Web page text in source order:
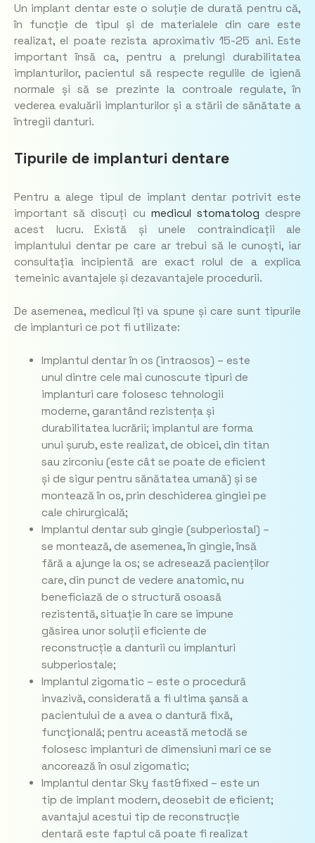
Un implant dentar este o soluție de durată pentru că,
în funcție de tipul și de materialele din care este
realizat, el poate rezista aproximativ 15-25 ani. Este
important însă ca, pentru a prelungi durabilitatea
implanturilor, pacientul să respecte regulile de igienă
normale și să se prezinte la controale regulate, în
vederea evaluării implanturilor și a stării de sănătate a
întregii danturi.
Tipurile de implanturi dentare
Pentru a alege tipul de implant dentar potrivit este
important să discuți cu medicul stomatolog despre
acest lucru. Există și unele contraindicații ale
implantului dentar pe care ar trebui să le cunoști, iar
consultația incipientă are exact rolul de a explica
temeinic avantajele și dezavantajele procedurii.
De asemenea, medicul îți va spune și care sunt tipurile
de implanturi ce pot fi utilizate:
Implantul dentar în os (intraosos) – este
unul dintre cele mai cunoscute tipuri de
implanturi care folosesc tehnologii
moderne, garantând rezistența și
durabilitatea lucrării; implantul are forma
unui șurub, este realizat, de obicei, din titan
sau zirconiu (este cât se poate de eficient
și de sigur pentru sănătatea umană) și se
montează în os, prin deschiderea gingiei pe
cale chirurgicală;
Implantul dentar sub gingie (subperiostal) –
se montează, de asemenea, în gingie, însă
fără a ajunge la os; se adresează pacienților
care, din punct de vedere anatomic, nu
beneficiază de o structură osoasă
rezistentă, situație în care se impune
găsirea unor soluții eficiente de
reconstrucție a danturii cu implanturi
subperiostale;
Implantul zigomatic – este o procedură
invazivă, considerată a fi ultima şansă a
pacientului de a avea o dantură fixă,
funcţională; pentru această metodă se
folosesc implanturi de dimensiuni mari ce se
ancorează în osul zigomatic;
Implantul dentar Sky fast&fixed – este un
tip de implant modern, deosebit de eficient;
avantajul acestui tip de reconstrucție
dentară este faptul că poate fi realizat